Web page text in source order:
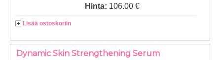
Hinta: 106.00 €
Lisää ostoskoriin
Dynamic Skin Strengthening Serum